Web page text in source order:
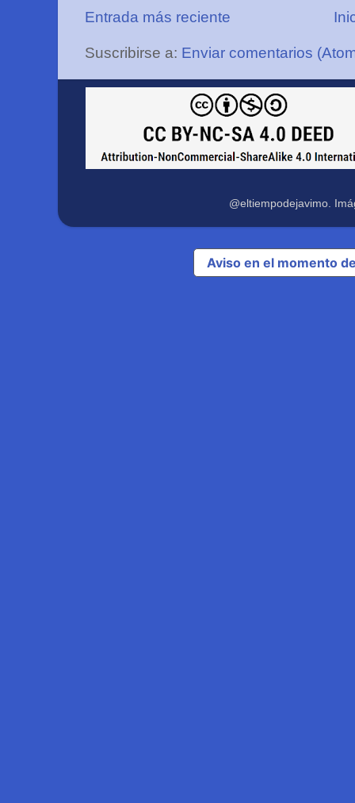
Entrada más reciente
Suscribirse a: Enviar comentarios
@eltiempodejavimo.
Aviso en el momento